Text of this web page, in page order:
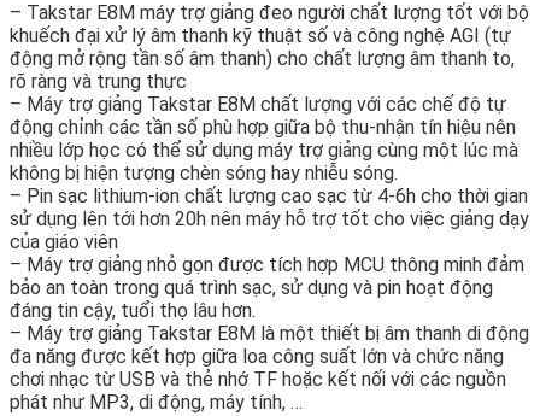
– Takstar E8M máy trợ giảng đeo người chất lượng tốt với bộ
khuếch đại xử lý âm thanh kỹ thuật số và công nghệ AGI (tự
động mở rộng tần số âm thanh) cho chất lượng âm thanh to,
rõ ràng và trung thực
– Máy trợ giảng Takstar E8M chất lượng với các chế độ tự
động chỉnh các tần số phù hợp giữa bộ thu-nhận tín hiệu nên
nhiều lớp học có thể sử dụng máy trợ giảng cùng một lúc mà
không bị hiện tượng chèn sóng hay nhiễu sóng.
– Pin sạc lithium-ion chất lượng cao sạc từ 4-6h cho thời gian
sử dụng lên tới hơn 20h nên máy hỗ trợ tốt cho việc giảng dạy
của giáo viên
– Máy trợ giảng nhỏ gọn được tích hợp MCU thông minh đảm
bảo an toàn trong quá trình sạc, sử dụng và pin hoạt động
đáng tin cậy, tuổi thọ lâu hơn.
– Máy trợ giảng Takstar E8M là một thiết bị âm thanh di động
đa năng được kết hợp giữa loa công suất lớn và chức năng
chơi nhạc từ USB và thẻ nhớ TF hoặc kết nối với các nguồn
phát như MP3, di động, máy tính, …